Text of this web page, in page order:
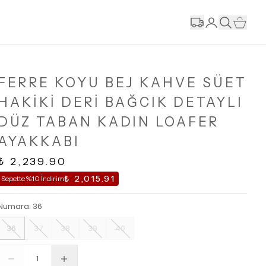
KOYU BEJ KAHVE SÜET
DERİ BAĞCIK DETAYLI
TABAN KADIN LOAFER
2,239.90
Sepette %10 İndirim₺ 2,015.91
: 36
36
37 38 39 40